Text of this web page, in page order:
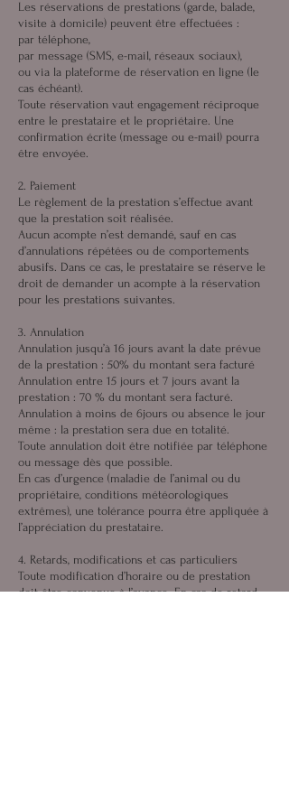
Les réservations de prestations (garde, balade,
visite à domicile) peuvent être effectuées :
par téléphone,
par message (SMS, e-mail, réseaux sociaux),
ou via la plateforme de réservation en ligne (le
cas échéant).
Toute réservation vaut engagement réciproque
entre le prestataire et le propriétaire. Une
confirmation écrite (message ou e-mail) pourra
être envoyée.
2. Paiement
Le règlement de la prestation s’effectue avant
que la prestation soit réalisée.
Aucun acompte n’est demandé, sauf en cas
d’annulations répétées ou de comportements
abusifs. Dans ce cas, le prestataire se réserve le
droit de demander un acompte à la réservation
pour les prestations suivantes.
3. Annulation
Annulation jusqu’à 16 jours avant la date prévue
de la prestation : 50% du montant sera facturé
Annulation entre 15 jours et 7 jours avant la
prestation : 70 % du montant sera facturé.
Annulation à moins de 6jours ou absence le jour
même : la prestation sera due en totalité.
Toute annulation doit être notifiée par téléphone
ou message dès que possible.
En cas d’urgence (maladie de l’animal ou du
propriétaire, conditions météorologiques
extrêmes), une tolérance pourra être appliquée à
l’appréciation du prestataire.
4. Retards, modifications et cas particuliers
Toute modification d’horaire ou de prestation
doit être convenue à l’avance. En cas de retard